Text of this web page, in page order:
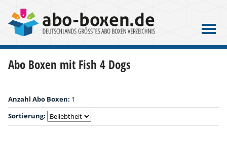
Abo Boxen mit Fish 4 Dogs
Anzahl Abo Boxen: 1
Sortierung: